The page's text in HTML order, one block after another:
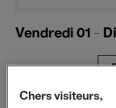
Vendredi 01 -
Chers visiteurs,